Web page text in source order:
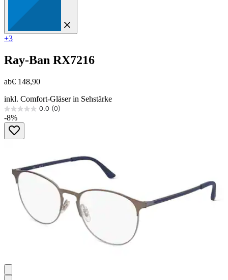
+3
Ray-Ban RX7216
ab€ 148,90
inkl. Comfort-Gläser in Sehstärke
0.0 (0)
0.0
von
Sternen.
-8%